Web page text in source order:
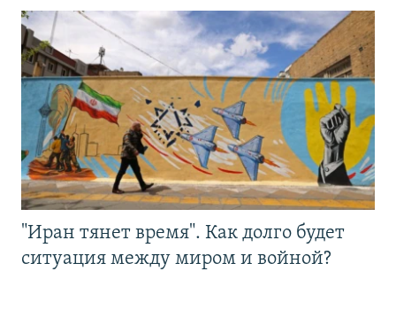
"Иран тянет время". Как долго будет
ситуация между миром и войной?